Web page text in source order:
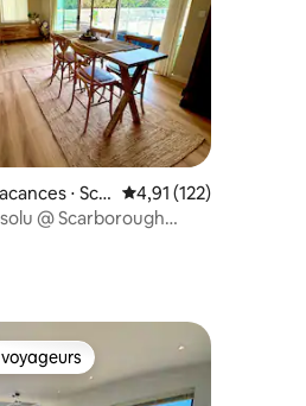
de 84 commentaires : 4,76 sur 5
⋅ Sca
Évaluation moyenne
4,91 (122)
@ Scarborough